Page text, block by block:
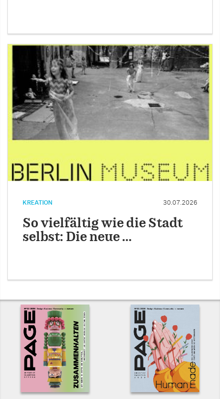
KREATION 30.07.2026
So vielfältig wie die Stadt
selbst: Die neue …